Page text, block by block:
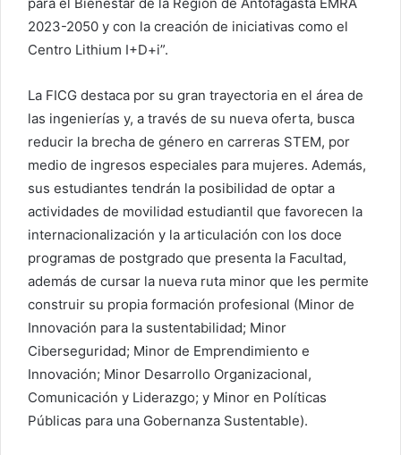
2023-2050 y con la creación de iniciativas como el
Centro Lithium I+D+i”.
La FICG destaca por su gran trayectoria en el área de
las ingenierías y, a través de su nueva oferta, busca
reducir la brecha de género en carreras STEM, por
medio de ingresos especiales para mujeres. Además,
sus estudiantes tendrán la posibilidad de optar a
actividades de movilidad estudiantil que favorecen la
internacionalización y la articulación con los doce
programas de postgrado que presenta la Facultad,
además de cursar la nueva ruta minor que les permite
construir su propia formación profesional (Minor de
Innovación para la sustentabilidad; Minor
Ciberseguridad; Minor de Emprendimiento e
Innovación; Minor Desarrollo Organizacional,
Comunicación y Liderazgo; y Minor en Políticas
Públicas para una Gobernanza Sustentable).